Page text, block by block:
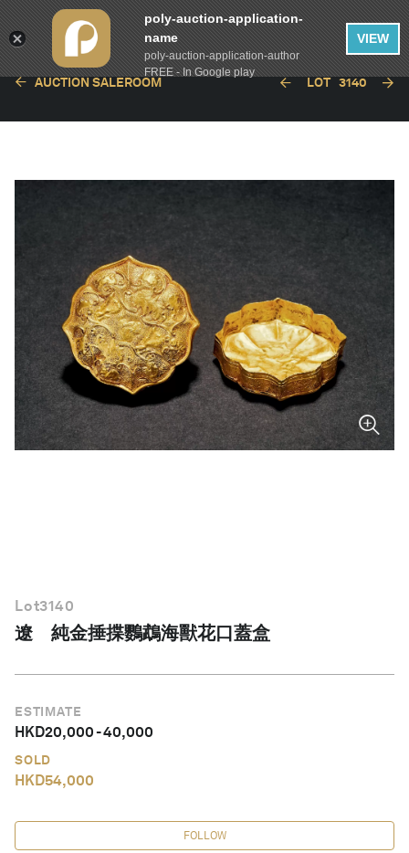
AUCTION SALEROOM LOT 3140
Lot3140
遼 純金捶揲鸚鵡海獸花口蓋盒
ESTIMATE
HKD20,000-40,000
SOLD
HKD54,000
FOLLOW
poly-auction-application-
name
poly-auction-application-author
FREE - In Google play
VIEW